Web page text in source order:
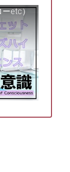
ーetc）